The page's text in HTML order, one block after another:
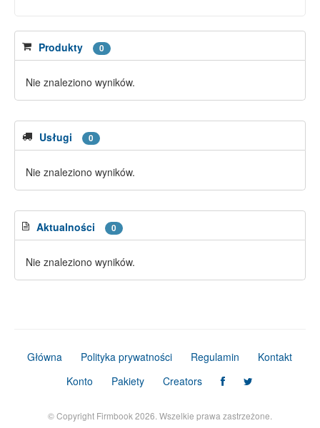
Produkty 0
Nie znaleziono wyników.
Usługi 0
Nie znaleziono wyników.
Aktualności 0
Nie znaleziono wyników.
Główna Polityka prywatności Regulamin
Kontakt
Konto
Pakiety Creators
© Copyright Firmbook 2026. Wszelkie prawa zastrzeżone.